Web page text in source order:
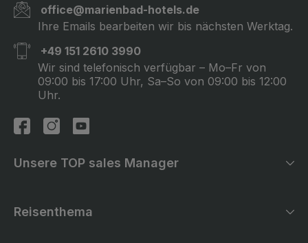
Unsere TOP sales Manager
office@marienbad-hotels.de
Ihre Emails bearbeiten wir bis nächsten Werktag.
+49 151 2610 3990
Wir sind telefonisch verfügbar – Mo–Fr von
09:00 bis 17:00 Uhr, Sa–So von 09:00 bis 12:00
Uhr.
Reisenthema